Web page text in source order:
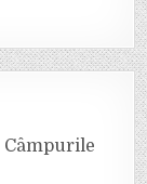
Câmpurile